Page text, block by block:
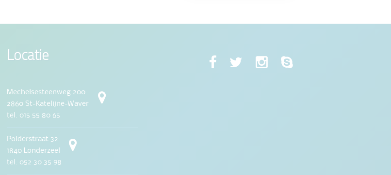
Locatie
Mechelsesteenweg 200
2860 St-Katelijne-Waver
tel. 015 55 80 65
Polderstraat 32
1840 Londerzeel
tel. 052 30 35 98